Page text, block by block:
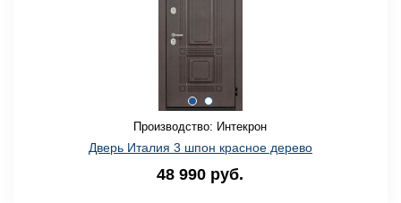
Производство: Интекрон
Дверь Италия 3 шпон красное дерево
48 990 руб.